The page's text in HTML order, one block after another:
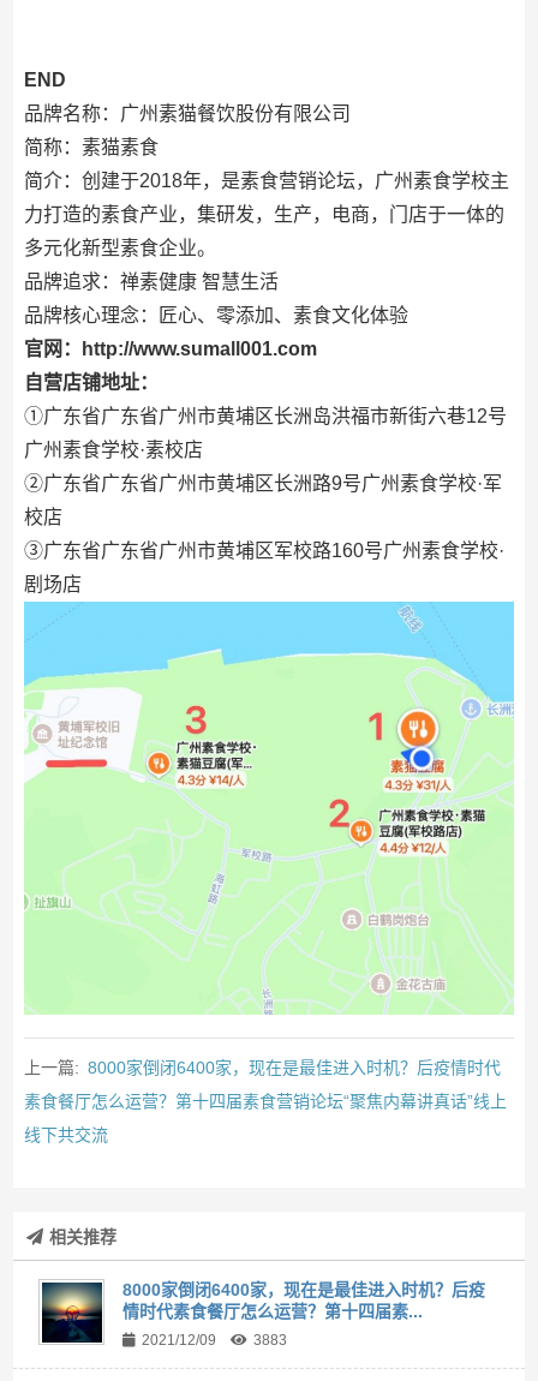
END
品牌名称：广州素猫餐饮股份有限公司
简称：素猫素食
简介：创建于2018年，是素食营销论坛，广州素食学校主
力打造的素食产业，集研发，生产，电商，门店于一体的
多元化新型素食企业。
品牌追求：禅素健康 智慧生活
品牌核心理念：匠心、零添加、素食文化体验
官网：http://www.sumall001.com
自营店铺地址：
①广东省广东省广州市黄埔区长洲岛洪福市新街六巷12号
广州素食学校·素校店
②广东省广东省广州市黄埔区长洲路9号广州素食学校·军
校店
③广东省广东省广州市黄埔区军校路160号广州素食学校·
剧场店
上一篇: 8000家倒闭6400家，现在是最佳进入时机？后疫情时代
素食餐厅怎么运营？第十四届素食营销论坛“聚焦内幕讲真话”线上
线下共交流
相关推荐
8000家倒闭6400家，现在是最佳进入时机？后疫
情时代素食餐厅怎么运营？第十四届素...
2021/12/09 3883